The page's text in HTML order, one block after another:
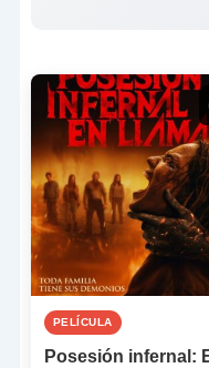
PELÍCULA
Posesión infernal: